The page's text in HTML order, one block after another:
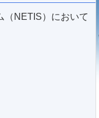
（NETIS）において